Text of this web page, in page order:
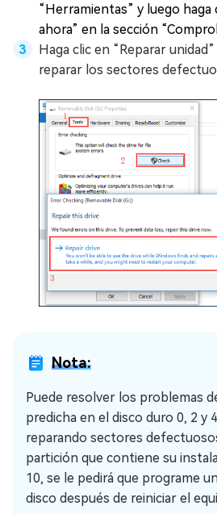
“Herramientas” y luego haga
ahora” en la sección
Haga clic en “Reparar
reparar los sectores
Nota:
Puede resolver los problemas
predicha en el disco duro 0, 2 y
reparando sectores
partición que contiene su
10, se le pedirá que programe
disco después de reiniciar el